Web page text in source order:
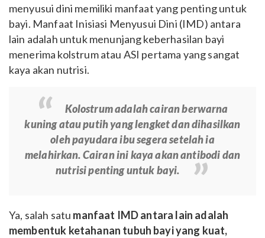
menyusui dini memiliki manfaat yang penting untuk
bayi. Manfaat Inisiasi Menyusui Dini (IMD) antara
lain adalah untuk menunjang keberhasilan bayi
menerima kolstrum atau ASI pertama yang sangat
kaya akan nutrisi.
Kolostrum adalah cairan berwarna
kuning atau putih yang lengket dan dihasilkan
oleh payudara ibu segera setelah ia
melahirkan. Cairan ini kaya akan antibodi dan
nutrisi penting untuk bayi.
Ya, salah satu manfaat IMD antara lain adalah
membentuk ketahanan tubuh bayi yang kuat,